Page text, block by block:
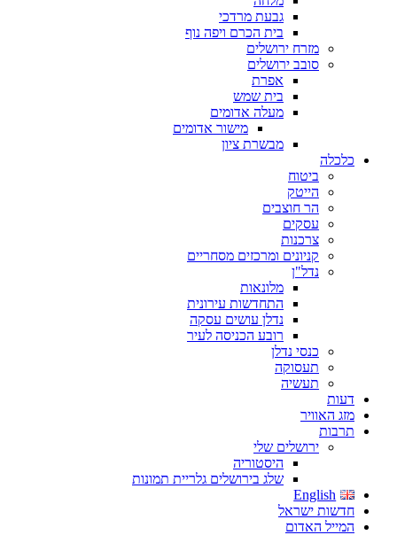
גבעת מרדכי
בית הכרם ויפה נוף
מזרח ירושלים
סובב ירושלים
אפרת
בית שמש
מעלה אדומים
מישור אדומים
מבשרת ציון
כלכלה
ביטוח
הייטק
הר חוצבים
עסקים
צרכנות
קניונים ומרכזים מסחריים
נדל"ן
מלונאות
התחדשות עירונית
נדלן עושים עסקה
רובע הכניסה לעיר
כנסי נדלן
תעסוקה
תעשיה
דעות
מזג האוויר
תרבות
ירושלים שלי
היסטוריה
שלג בירושלים גלריית תמונות
English
חדשות ישראל
המייל האדום